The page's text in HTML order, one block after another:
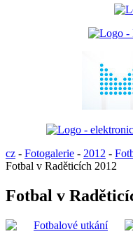
cz - Fotogalerie - 2012 -
Fotbal v Raděticích 2012
Fotbal v